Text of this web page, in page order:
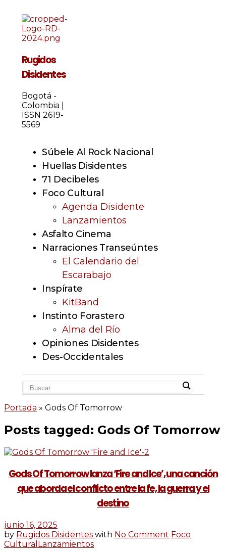
Rugidos
Disidentes
Bogotá -
Colombia |
ISSN 2619-
5569
Súbele Al Rock Nacional
Huellas Disidentes
71 Decibeles
Foco Cultural
Agenda Disidente
Lanzamientos
Asfalto Cinema
Narraciones Transeúntes
El Calendario del
Escarabajo
Inspírate
KitBand
Instinto Forastero
Alma del Río
Opiniones Disidentes
Des-Occidentales
Portada » Gods Of Tomorrow
Posts tagged: Gods Of Tomorrow
Gods Of Tomorrow lanza ‘Fire and Ice’, una canción
que aborda el conflicto entre la fe, la guerra y el
destino
junio 16, 2025
by Rugidos Disidentes with No Comment Foco
Cultural Lanzamientos